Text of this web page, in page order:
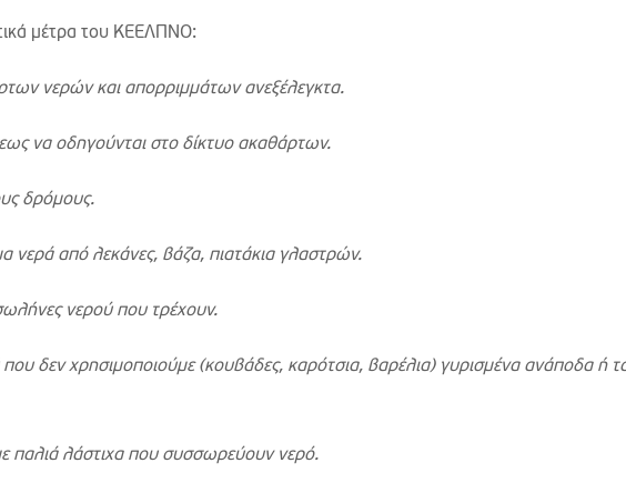
μέτρα του ΚΕΕΛΠΝΟ:
νερών και απορριμμάτων ανεξέλεγκτα.
να οδηγούνται στο δίκτυο ακαθάρτων.
δρόμους.
νερά από λεκάνες, βάζα, πιατάκια γλαστρών.
νερού που τρέχουν.
δεν χρησιμοποιούμε (κουβάδες, καρότσια, βαρέλια) γυρισμένα ανάποδα ή
παλιά λάστιχα που συσσωρεύουν νερό.